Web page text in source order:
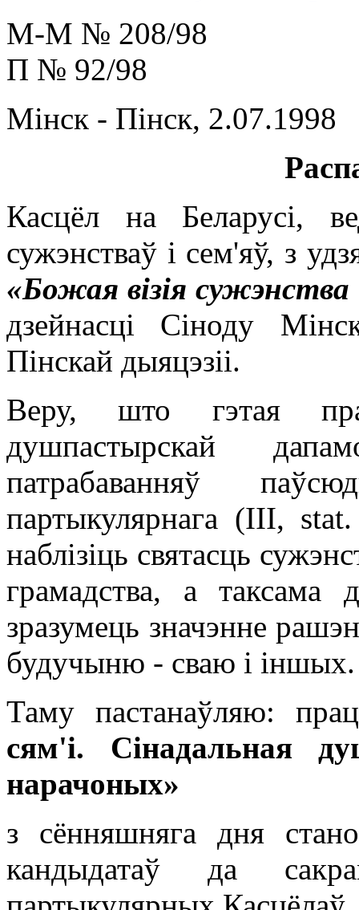
М-М № 208/98
П № 92/98
Мінск - Пінск, 2.07.1998
Касцёл на Беларусі,
сужэнстваў і сем'яў, з
«Божая візія сужэнства
дзейнасці Сіноду
Пінскай дыяцэзіі.
Веру, што гэтая
душпастырскай
патрабаванняў
партыкулярнага (ІІІ,
наблізіць святасць
грамадства, а таксама
зразумець значэнне
будучыню - сваю і іншых.
Таму пастанаўляю:
сям'і. Сінадальная
нарачоных»
з сённяшняга дня
кандыдатаў да